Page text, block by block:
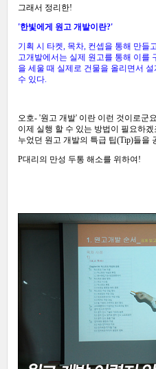
그래서 정리한!
'한빛에게 원고 개발이란?'
기획 시 타켓, 목차, 컨셉을 통해 만들
고개발에서는 실제 원고를 통해 이를
을 세울 때 실제로 건물을 올리면서
수 있다.
오호- '원고 개발' 이란 이런 것이로군
이제 실행 할 수 있는 방법이 필요하겠
누었던 원고 개발의 특급 팁(Tip)들을
P대리의 만성 두통 해소를 위하여!